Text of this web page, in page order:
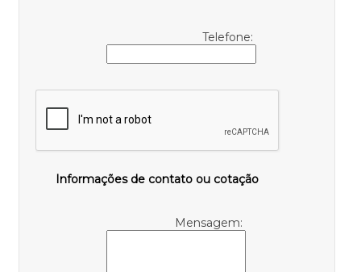
Telefone:
Informações de contato ou cotação
Mensagem: